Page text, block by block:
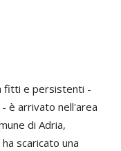
fitti e persistenti -
è arrivato nell'area
di Adria,
scaricato una